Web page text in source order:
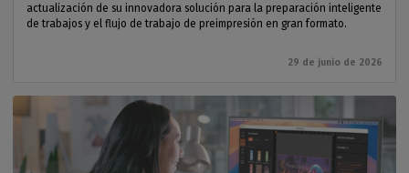
actualización de su innovadora solución para la preparación inteligente
de trabajos y el flujo de trabajo de preimpresión en gran formato.
29 de junio de 2026